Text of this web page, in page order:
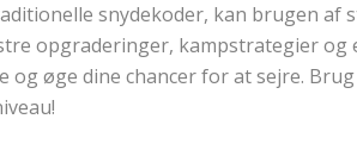
snydekoder, kan brugen
opgraderinger, kampstrategier
og øge dine chancer for at sejre.